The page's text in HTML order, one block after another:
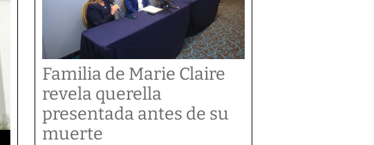
Familia de Marie Claire
revela querella
presentada antes de su
muerte